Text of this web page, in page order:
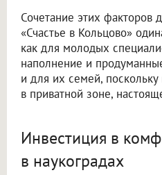
Сочетание этих факторов
«Счастье в Кольцово»
как для молодых
наполнение и
и для их семей,
в приватной зоне,
Инвестиция в
в наукоградах